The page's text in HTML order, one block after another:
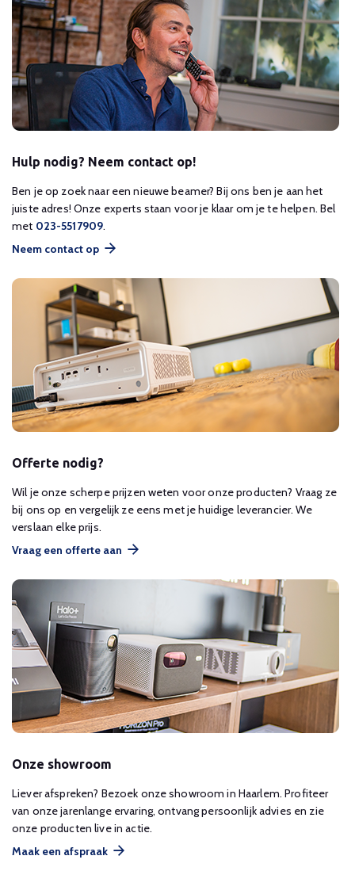
Hulp nodig? Neem contact op!
Ben je op zoek naar een nieuwe beamer? Bij ons ben je aan het
juiste adres! Onze experts staan voor je klaar om je te helpen. Bel
met 023-5517909.
Neem contact op
Offerte nodig?
Wil je onze scherpe prijzen weten voor onze producten? Vraag ze
bij ons op en vergelijk ze eens met je huidige leverancier. We
verslaan elke prijs.
Vraag een offerte aan
Onze showroom
Liever afspreken? Bezoek onze showroom in Haarlem. Profiteer
van onze jarenlange ervaring, ontvang persoonlijk advies en zie
onze producten live in actie.
Maak een afspraak